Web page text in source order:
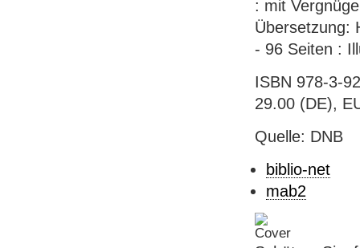
: mit
Übersetzung:
- 96 Seiten :
ISBN 978-3-
29.00 (DE),
Quelle: DNB
biblio-net
mab2